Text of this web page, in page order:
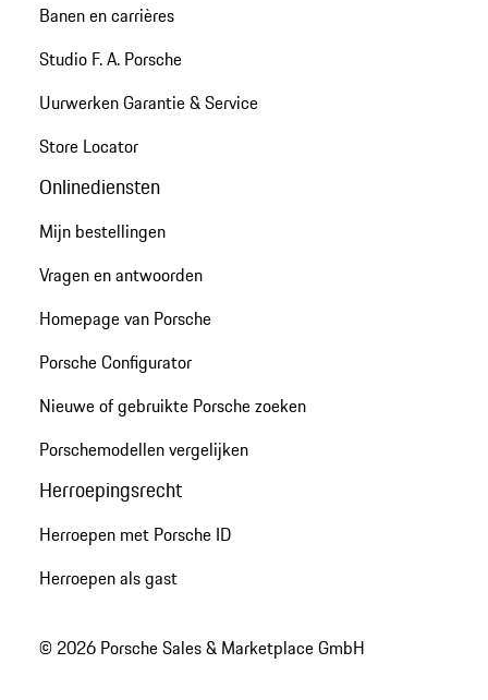
Banen en carrières
Studio F. A. Porsche
Uurwerken Garantie & Service
Store Locator
Onlinediensten
Mijn bestellingen
Vragen en antwoorden
Homepage van Porsche
Porsche Configurator
Nieuwe of gebruikte Porsche zoeken
Porschemodellen vergelijken
Herroepingsrecht
Herroepen met Porsche ID
Herroepen als gast
© 2026 Porsche Sales & Marketplace GmbH